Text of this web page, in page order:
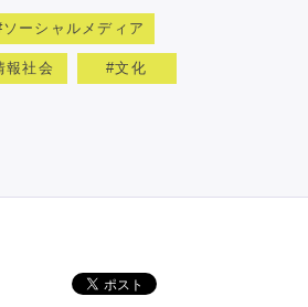
ソーシャルメディア
報社会 文化